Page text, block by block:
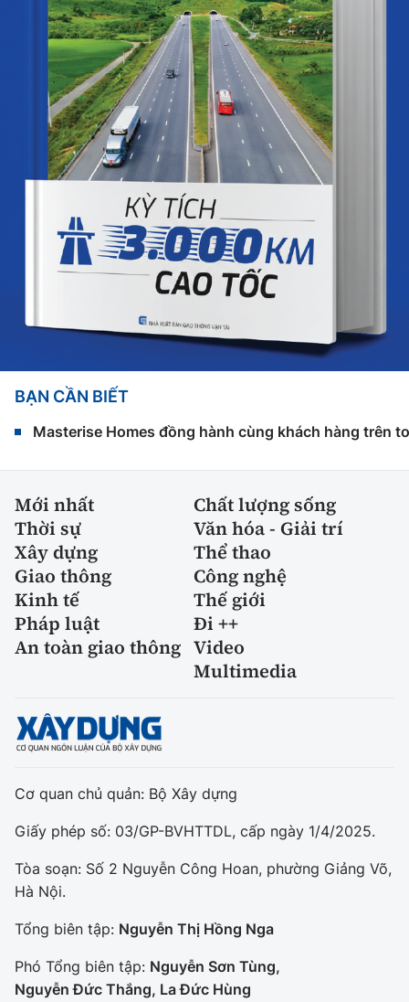
BẠN CẦN BIẾT
Masterise Homes đồng hành cùng khách hàng trên
Mới nhất
Chất lượng sống
Thời sự
Văn hóa - Giải trí
Xây dựng
Thể thao
Giao thông
Công nghệ
Kinh tế
Thế giới
Pháp luật
Đi ++
An toàn giao thông Video
Multimedia
Cơ quan chủ quản: Bộ Xây dựng
Giấy phép số: 03/GP-BVHTTDL, cấp ngày 1/4/2025.
Tòa soạn: Số 2 Nguyễn Công Hoan, phường Giảng Võ,
Hà Nội.
Tổng biên tập: Nguyễn Thị Hồng Nga
Phó Tổng biên tập: Nguyễn Sơn Tùng,
Nguyễn Đức Thắng, La Đức Hùng